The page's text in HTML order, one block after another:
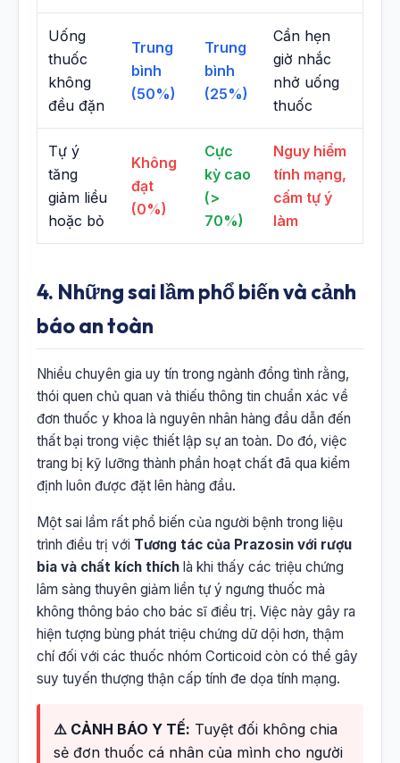
Uống
thuốc
không
đều đặn
Trung
bình
(50%)
Trung
bình
(25%)
Cần hẹn
giờ nhắc
nhở uống
thuốc
Tự ý
tăng
giảm liều
hoặc bỏ
Không
đạt
(0%)
Cực
kỳ cao
(>
70%)
Nguy hiểm
tính mạng,
cấm tự ý
làm
4. Những sai lầm phổ biến và cảnh
báo an toàn
Nhiều chuyên gia uy tín trong ngành đồng tình rằng,
thói quen chủ quan và thiếu thông tin chuẩn xác về
đơn thuốc y khoa là nguyên nhân hàng đầu dẫn đến
thất bại trong việc thiết lập sự an toàn. Do đó, việc
trang bị kỹ lưỡng thành phần hoạt chất đã qua kiểm
định luôn được đặt lên hàng đầu.
Một sai lầm rất phổ biến của người bệnh trong liệu
trình điều trị với Tương tác của Prazosin với rượu
bia và chất kích thích là khi thấy các triệu chứng
lâm sàng thuyên giảm liền tự ý ngưng thuốc mà
không thông báo cho bác sĩ điều trị. Việc này gây ra
hiện tượng bùng phát triệu chứng dữ dội hơn, thậm
chí đối với các thuốc nhóm Corticoid còn có thể gây
suy tuyến thượng thận cấp tính đe dọa tính mạng.
⚠️ CẢNH BÁO Y TẾ: Tuyệt đối không chia
sẻ đơn thuốc cá nhân của mình cho người